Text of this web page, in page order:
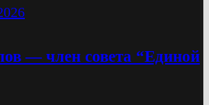
— член совета “Единой